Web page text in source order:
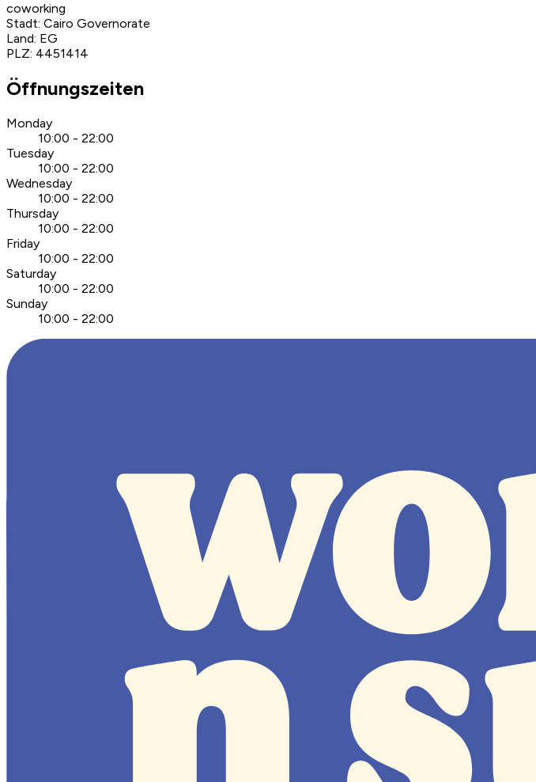
coworking
Stadt: Cairo Governorate
Land: EG
PLZ: 4451414
Öffnungszeiten
Monday
10:00 - 22:00
Tuesday
10:00 - 22:00
Wednesday
10:00 - 22:00
Thursday
10:00 - 22:00
Friday
10:00 - 22:00
Saturday
10:00 - 22:00
Sunday
10:00 - 22:00